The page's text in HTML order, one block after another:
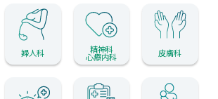
婦人科 精神科
心療内科 皮膚科